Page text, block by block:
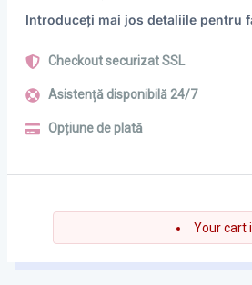
Introduceți mai jos detaliile pentru
Checkout securizat SSL
Asistență disponibilă 24/7
Opțiune de plată
Your cart